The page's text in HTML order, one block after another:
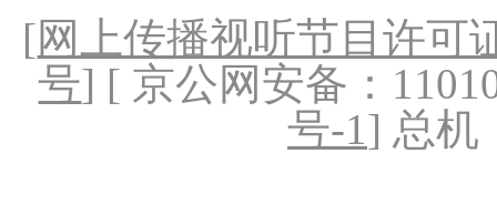
[网上传播视听节目许可
号] [ 京公网安备：
号-1] 总机